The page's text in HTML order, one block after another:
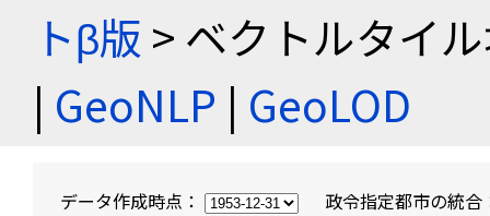
トβ版 > ベクトルタイ
| GeoNLP | GeoLOD
データ作成時点： 政令指定都市の統